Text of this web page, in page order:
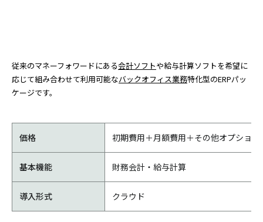
従来のマネーフォワードにある会計ソフトや給与計算ソフトを希望に
応じて組み合わせて利用可能なバックオフィス業務特化型のERPパッ
ケージです。
価格 初期費用＋月額費用＋その他オプション
基本機能 財務会計・給与計算
導入形式 クラウド